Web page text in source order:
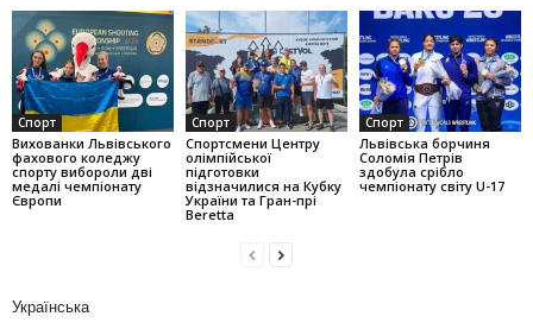
Спорт
Вихованки Львівського
фахового коледжу
спорту вибороли дві
медалі чемпіонату
Європи
Спорт
Спортсмени Центру
олімпійської
підготовки
відзначилися на Кубку
України та Гран-прі
Beretta
Спорт
Львівська борчиня
Соломія Петрів
здобула срібло
чемпіонату світу U-17
Українська